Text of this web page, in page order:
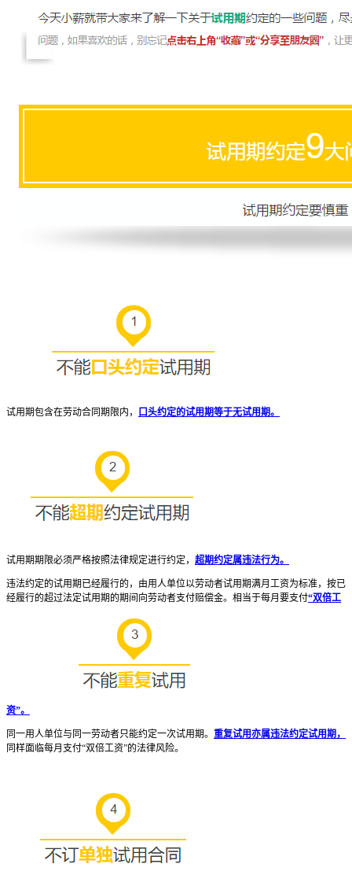
试用期包含在劳动合同期限内， 口头约定的试用期等于无试用期。
试用期期限必须严格按照法律规定进行约定， 超期约定属违法行为。
违法约定的试用期已经履行的，由用人单位以劳动者试用期满月工资为标准，按已
经履行的超过法定试用期的期间向劳动者支付赔偿金。相当于每月要支付“双倍工
资”。
同一用人单位与同一劳动者只能约定一次试用期。 重复试用亦属违法约定试用期，
同样面临每月支付“双倍工资”的法律风险。